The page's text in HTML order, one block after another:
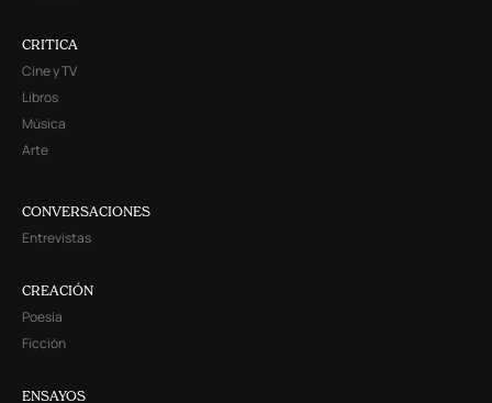
CRITICA
Cine y TV
Libros
Música
Arte
CONVERSACIONES
Entrevistas
CREACIÓN
Poesía
Ficción
ENSAYOS